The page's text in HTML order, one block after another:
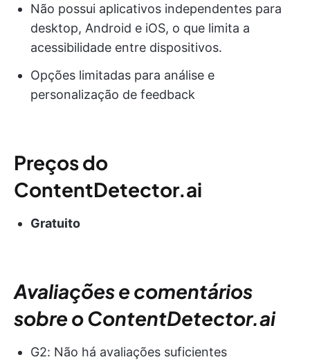
Não possui aplicativos independentes para
desktop, Android e iOS, o que limita a
acessibilidade entre dispositivos.
Opções limitadas para análise e
personalização de feedback
Preços do
ContentDetector.ai
Gratuito
Avaliações e comentários
sobre o ContentDetector.ai
G2: Não há avaliações suficientes